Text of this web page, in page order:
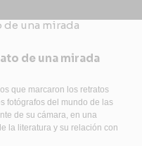
de una mirada
que marcaron los retratos
fotógrafos del mundo de las
de su cámara, en una
la literatura y su relación con